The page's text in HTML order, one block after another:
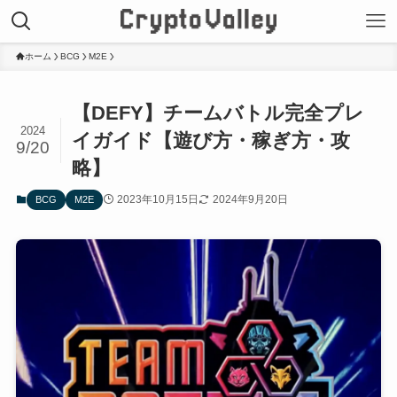
ホーム BCG M2E
【DEFY】チームバトル完全プレ
イガイド【遊び方・稼ぎ方・攻
略】
2024
9/20
BCG M2E 2023年10月15日 2024年9月20日